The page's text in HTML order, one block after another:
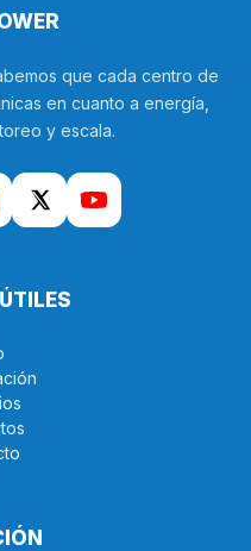
que cada centro de
en cuanto a energía,
y escala.